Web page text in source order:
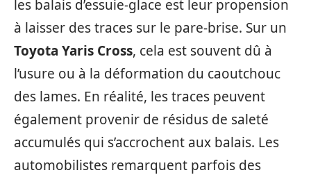
les balais d’essuie-glace est leur propension
à laisser des traces sur le pare-brise. Sur un
Toyota Yaris Cross, cela est souvent dû à
l’usure ou à la déformation du caoutchouc
des lames. En réalité, les traces peuvent
également provenir de résidus de saleté
accumulés qui s’accrochent aux balais. Les
automobilistes remarquent parfois des